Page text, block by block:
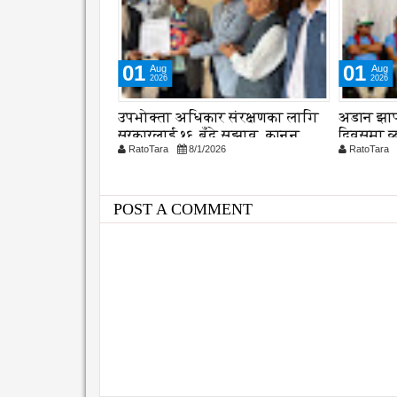
01 Aug
2026
अडान झापाको २१ औ स्थापना
दिवसमा व्यवसायिक दक्षता,
विश्वसनीयता र गुणस्तरमा जोड
RatoTara 8/1/2026
04 Aug
2026
समयमै
RatoTara
POST A COMMENT